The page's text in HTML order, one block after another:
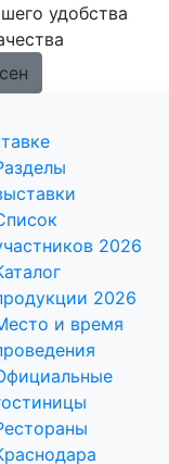
удобства
2026
2026
и время